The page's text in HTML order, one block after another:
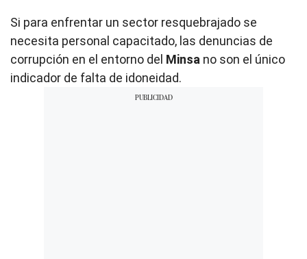
Si para enfrentar un sector resquebrajado se
necesita personal capacitado, las denuncias de
corrupción en el entorno del Minsa no son el único
indicador de falta de idoneidad.